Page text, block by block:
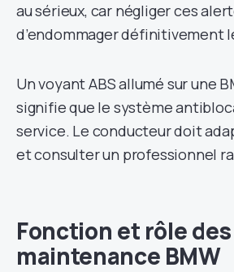
au sérieux, car négliger ces
d’endommager définitivement
Un voyant ABS allumé sur une
signifie que le système
service. Le conducteur doit
et consulter un professionnel
Fonction et rôle
maintenance BMW